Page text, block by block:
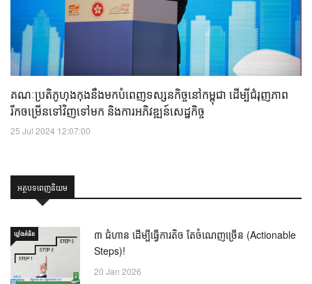
គណៈប្រតិភូហុងកុងនឹងមកបំពេញទស្សនកិច្ចនៅកម្ពុជា ដើម្បីជំរុញភាព
រីកចម្រើនទៅវិញទៅមក និងការអភិវឌ្ឍន៍សេដ្ឋកិច្ច
25 Jul 2024 12:07:00
អត្ថបទពេញនិយម
ឃ្លាំង​គំនិត
៣ ជំហាន ដើម្បីធ្វើការតិច តែចំណេញច្រើន (Actionable
Steps)!
20 Jan 2026